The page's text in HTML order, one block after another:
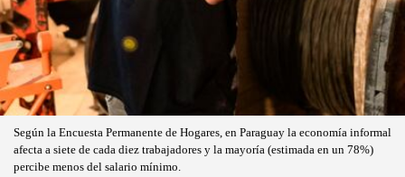
Según la Encuesta Permanente de Hogares, en Paraguay la economía informal
afecta a siete de cada diez trabajadores y la mayoría (estimada en un 78%)
percibe menos del salario mínimo.